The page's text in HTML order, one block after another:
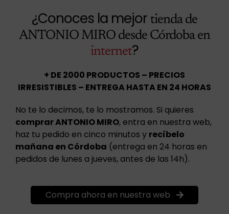
¿Conoces la mejor tienda de
ANTONIO MIRO desde Córdoba en
internet?
+ DE 2000 PRODUCTOS – PRECIOS
IRRESISTIBLES – ENTREGA HASTA EN 24 HORAS
No te lo decimos, te lo mostramos. Si quieres
comprar ANTONIO MIRO, entra en nuestra web,
haz tu pedido en cinco minutos y recíbelo
mañana en Córdoba (entrega en 24 horas en
pedidos de lunes a jueves, antes de las 14h).
Compra ahora en nuestra web